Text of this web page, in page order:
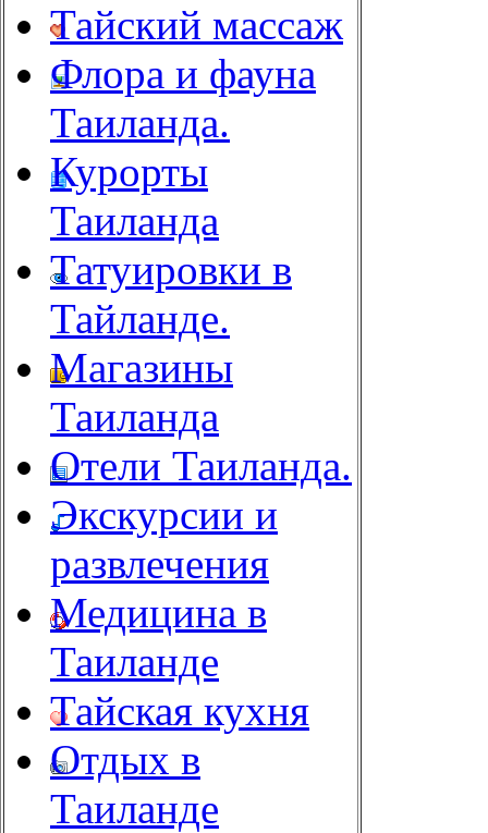
Тайский массаж
Флора и фауна
Таиланда.
Курорты
Таиланда
Татуировки в
Тайланде.
Магазины
Таиланда
Отели Таиланда.
Экскурсии и
развлечения
Медицина в
Таиланде
Тайская кухня
Отдых в
Таиланде